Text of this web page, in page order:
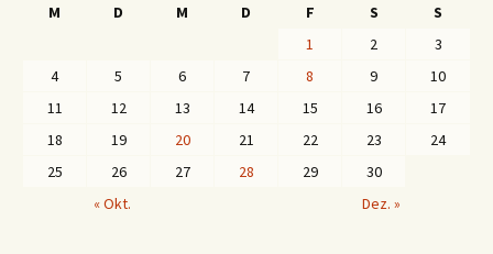
M
D M D F S
S
1
2
3
4
5 6 7 8 9
10
11
12 13 14 15 16
17
18
19 20 21 22 23
24
25
26 27 28 29
30
« Okt.
Dez. »